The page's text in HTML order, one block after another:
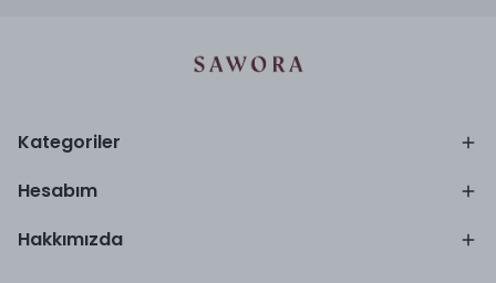
Kategoriler
Hesabım
Hakkımızda